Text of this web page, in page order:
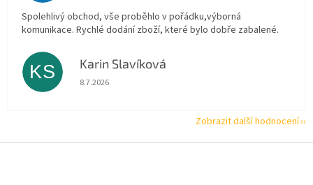
Spolehlivý obchod, vše proběhlo v pořádku,výborná
komunikace. Rychlé dodání zboží, které bylo dobře zabalené.
KS Karin Slavíková
Hodnocení obchodu je 5 z 5 hvězdiček.
8.7.2026
Zobrazit další hodnocení